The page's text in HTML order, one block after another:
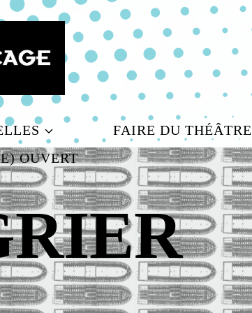
FAIRE DU THÉÂTRE
OUVERT